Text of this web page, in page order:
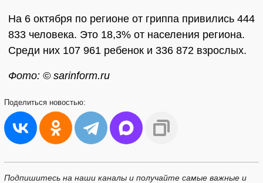
На 6 октября по регионе от гриппа привились 444
833 человека. Это 18,3% от населения региона.
Среди них 107 961 ребенок и 336 872 взрослых.
Фото: © sarinform.ru
Поделиться новостью:
Подпишитесь на наши каналы и получайте самые важные и